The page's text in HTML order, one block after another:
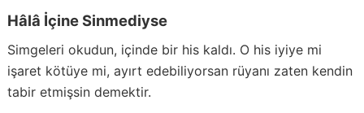
Hâlâ İçine Sinmediyse
Simgeleri okudun, içinde bir his kaldı. O his iyiye mi
işaret kötüye mi, ayırt edebiliyorsan rüyanı zaten kendin
tabir etmişsin demektir.